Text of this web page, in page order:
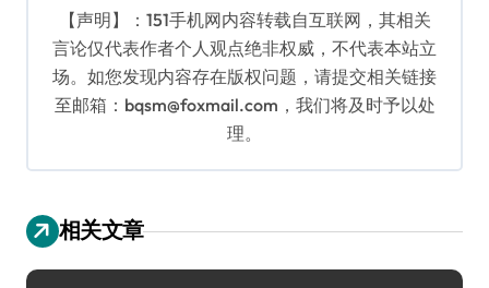
【声明】：151手机网内容转载自互联网，其相关
言论仅代表作者个人观点绝非权威，不代表本站立
场。如您发现内容存在版权问题，请提交相关链接
至邮箱：bqsm@foxmail.com，我们将及时予以处
理。
相关文章